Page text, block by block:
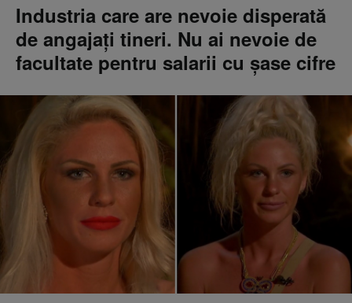
Industria care are nevoie disperată
de angajaţi tineri. Nu ai nevoie de
facultate pentru salarii cu şase cifre